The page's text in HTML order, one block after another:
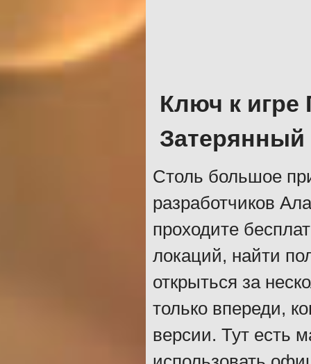
Ключ к игре
Затерянный
Столь большое
разработчиков
проходите
локаций, найти
открыться за
только впереди,
версии. Тут есть